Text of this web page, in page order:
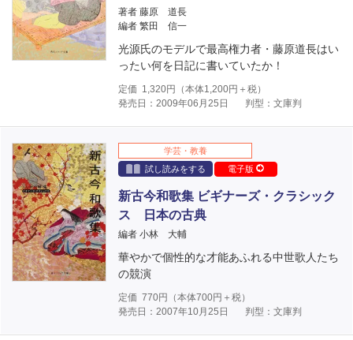
著者 藤原 道長
編者 繁田 信一
光源氏のモデルで最高権力者・藤原道長はい
ったい何を日記に書いていたか！
定価 1,320円（本体1,200円＋税）
発売日：2009年06月25日
判型：文庫判
学芸・教養
試し読みをする
電子版
新古今和歌集 ビギナーズ・クラシック
ス 日本の古典
編者 小林 大輔
華やかで個性的な才能あふれる中世歌人たち
の競演
定価 770円（本体700円＋税）
発売日：2007年10月25日
判型：文庫判